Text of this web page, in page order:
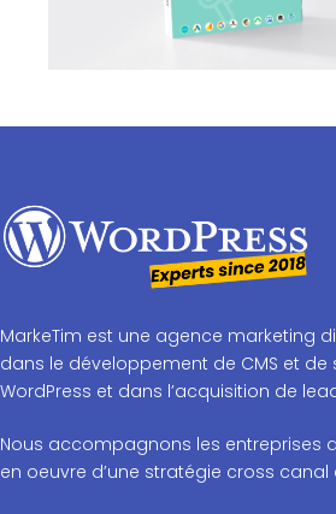
MarkeTim est une agence marketing
dans le développement de CMS et de
WordPress et dans l’acquisition de
Nous accompagnons les entreprises
en oeuvre d’une stratégie cross canal